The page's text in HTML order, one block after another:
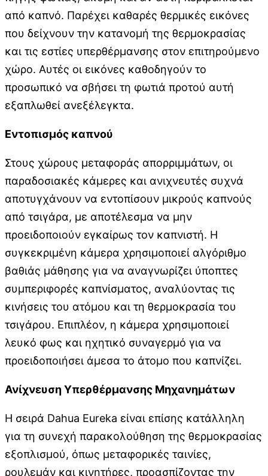
από καπνό. Παρέχει καθαρές θερμικές εικόνες
που δείχνουν την κατανομή της θερμοκρασίας
και τις εστίες υπερθέρμανσης στον επιτηρούμενο
χώρο. Αυτές οι εικόνες καθοδηγούν το
προσωπικό να σβήσει τη φωτιά προτού αυτή
εξαπλωθεί ανεξέλεγκτα.
Εντοπισμός καπνού
Στους χώρους μεταφοράς απορριμμάτων, οι
παραδοσιακές κάμερες και ανιχνευτές συχνά
αποτυγχάνουν να εντοπίσουν μικρούς καπνούς
από τσιγάρα, με αποτέλεσμα να μην
προειδοποιούν εγκαίρως τον καπνιστή. Η
συγκεκριμένη κάμερα χρησιμοποιεί αλγόριθμο
βαθιάς μάθησης για να αναγνωρίζει ύποπτες
συμπεριφορές καπνίσματος, αναλύοντας τις
κινήσεις του ατόμου και τη θερμοκρασία του
τσιγάρου. Επιπλέον, η κάμερα χρησιμοποιεί
λευκό φως και ηχητικό συναγερμό για να
προειδοποιήσει άμεσα το άτομο που καπνίζει.
Ανίχνευση Υπερθέρμανσης Μηχανημάτων
Η σειρά Dahua Eureka είναι επίσης κατάλληλη
για τη συνεχή παρακολούθηση της θερμοκρασίας
εξοπλισμού, όπως μεταφορικές ταινίες,
ρουλεμάν και κινητήρες, προασπίζοντας την